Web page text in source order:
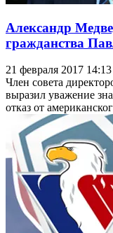
Александр
гражданства
21 февраля 2017 14:13
Член совета
выразил уважение
отказ от